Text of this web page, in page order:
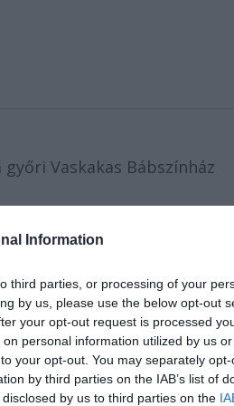
Information
third parties, or processing of your
by us, please use the below opt-out
your opt-out request is processed
personal information utilized by us
your opt-out. You may separately
by third parties on the IAB’s list of
by us to third parties on the
Vaskakas Bábszínház
intézmények,
pártoló tagjai lettek.
indult. Az intézmény
általuk vásárolt bérlettel
ez meghaladja anyagi